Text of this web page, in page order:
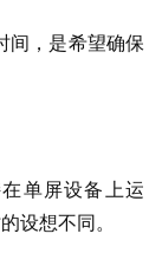
间，是希望确保
单屏设备上运
设想不同。